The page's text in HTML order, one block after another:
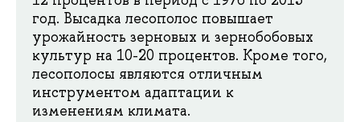
год. Высадка лесополос повышает
урожайность зерновых и зернобобовых
культур на 10-20 процентов. Кроме того,
лесополосы являются отличным
инструментом адаптации к
изменениям климата.